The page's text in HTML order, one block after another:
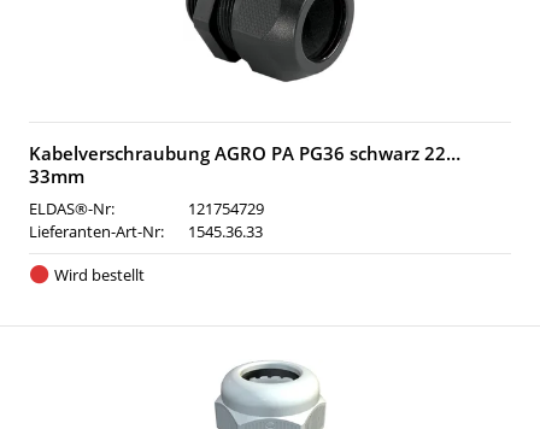
Kabelverschraubung AGRO PA PG36 schwarz 22…
33mm
ELDAS®-Nr:
121754729
Lieferanten-Art-Nr:
1545.36.33
Wird bestellt